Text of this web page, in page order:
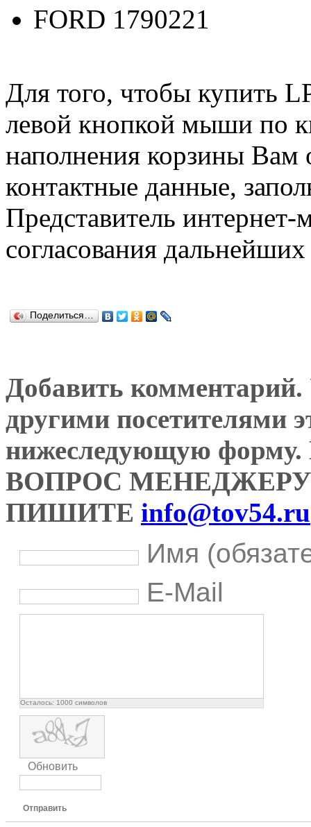
FORD 1790221
Для того, чтобы купить
левой кнопкой мыши по
наполнения корзины Вам
контактные данные,
Представитель
согласования
Поделиться…
Добавить комментарий.
другими посетителями
нижеследующую
ВОПРОС
ПИШИТЕ info@tov54.ru
Имя
E-Mail
Осталось: 1000 символов
Обновить
Отправить